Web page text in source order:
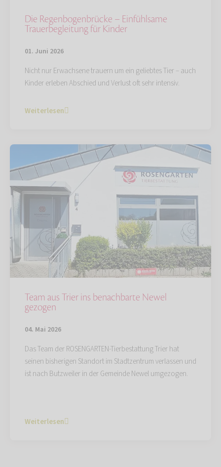
Die Regenbogenbrücke – Einfühlsame
Trauerbegleitung für Kinder
01. Juni 2026
Nicht nur Erwachsene trauern um ein geliebtes Tier – auch
Kinder erleben Abschied und Verlust oft sehr intensiv.
Weiterlesen
Team aus Trier ins benachbarte Newel
gezogen
04. Mai 2026
Das Team der ROSENGARTEN-Tierbestattung Trier hat
seinen bisherigen Standort im Stadtzentrum verlassen und
ist nach Butzweiler in der Gemeinde Newel umgezogen.
Weiterlesen